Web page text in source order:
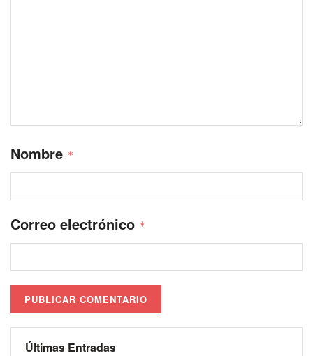
Nombre *
Correo electrónico *
Últimas Entradas